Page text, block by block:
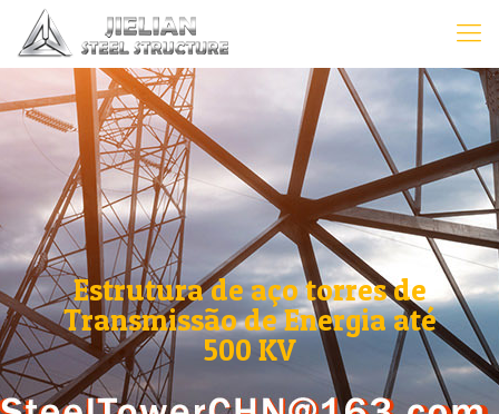
Estrutura de aço torres de
Transmissão de Energia até
500 KV